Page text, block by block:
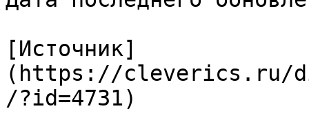
[Источник]
(https://cleverics.ru/
/?id=4731)